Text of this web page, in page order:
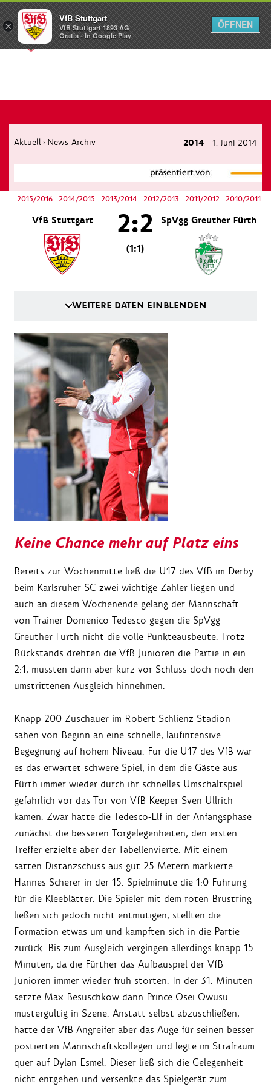
Menü
Aktuell › News-Archiv 2014 1. Juni 2014
2015/2016 2014/2015 2013/2014 2012/2013 2011/2012 2010/2011
VfB Stuttgart SpVgg Greuther Fürth
2:2
(1:1)
WEITERE DATEN EINBLENDEN
Keine Chance mehr auf Platz eins
Bereits zur Wochenmitte ließ die U17 des VfB im Derby
beim Karlsruher SC zwei wichtige Zähler liegen und
auch an diesem Wochenende gelang der Mannschaft
von Trainer Domenico Tedesco gegen die SpVgg
Greuther Fürth nicht die volle Punkteausbeute. Trotz
Rückstands drehten die VfB Junioren die Partie in ein
2:1, mussten dann aber kurz vor Schluss doch noch den
umstrittenen Ausgleich hinnehmen.
Knapp 200 Zuschauer im Robert-Schlienz-Stadion
sahen von Beginn an eine schnelle, laufintensive
Begegnung auf hohem Niveau. Für die U17 des VfB war
es das erwartet schwere Spiel, in dem die Gäste aus
Fürth immer wieder durch ihr schnelles Umschaltspiel
gefährlich vor das Tor von VfB Keeper Sven Ullrich
kamen. Zwar hatte die Tedesco-Elf in der Anfangsphase
zunächst die besseren Torgelegenheiten, den ersten
Treffer erzielte aber der Tabellenvierte. Mit einem
satten Distanzschuss aus gut 25 Metern markierte
Hannes Scherer in der 15. Spielminute die 1:0-Führung
für die Kleeblätter. Die Spieler mit dem roten Brustring
ließen sich jedoch nicht entmutigen, stellten die
Formation etwas um und kämpften sich in die Partie
zurück. Bis zum Ausgleich vergingen allerdings knapp 15
Minuten, da die Fürther das Aufbauspiel der VfB
Junioren immer wieder früh störten. In der 31. Minuten
setzte Max Besuschkow dann Prince Osei Owusu
mustergültig in Szene. Anstatt selbst abzuschließen,
hatte der VfB Angreifer aber das Auge für seinen besser
postierten Mannschaftskollegen und legte im Strafraum
quer auf Dylan Esmel. Dieser ließ sich die Gelegenheit
nicht entgehen und versenkte das Spielgerät zum
×
VfB Stuttgart
VfB Stuttgart 1893 AG
Gratis - In Google Play
ÖFFNEN